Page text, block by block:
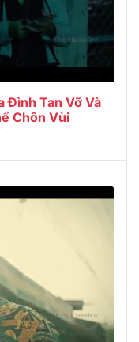
Đình Tan Vỡ Và
Chôn Vùi